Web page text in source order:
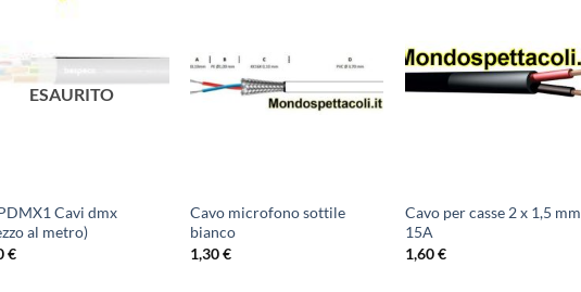
ESAURITO
Cavi dmx
al metro)
€
Cavo microfono sottile
bianco
1,30€
Cavo per casse 2 x 1,5 mm
15A
1,60€